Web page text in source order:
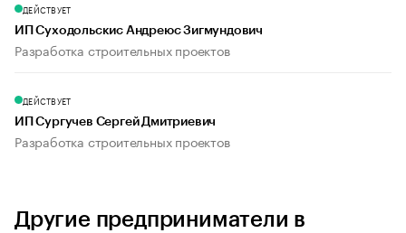
ДЕЙСТВУЕТ
ИП Суходольскис Андреюс Зигмундович
Разработка строительных проектов
ДЕЙСТВУЕТ
ИП Сургучев Сергей Дмитриевич
Разработка строительных проектов
Другие предприниматели в